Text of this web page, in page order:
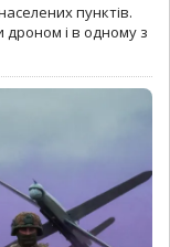
пунктів.
і в одному з